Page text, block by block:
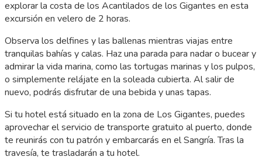
explorar la costa de los Acantilados de los Gigantes en esta
excursión en velero de 2 horas.
Observa los delfines y las ballenas mientras viajas entre
tranquilas bahías y calas. Haz una parada para nadar o bucear y
admirar la vida marina, como las tortugas marinas y los pulpos,
o simplemente relájate en la soleada cubierta. Al salir de
nuevo, podrás disfrutar de una bebida y unas tapas.
Si tu hotel está situado en la zona de Los Gigantes, puedes
aprovechar el servicio de transporte gratuito al puerto, donde
te reunirás con tu patrón y embarcarás en el Sangría. Tras la
travesía, te trasladarán a tu hotel.